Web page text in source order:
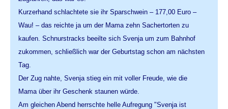
Kurzerhand schlachtete sie ihr Sparschwein – 177,00 Euro –
Wau! – das reichte ja um der Mama zehn Sachertorten zu
kaufen. Schnurstracks beeilte sich Svenja um zum Bahnhof
zukommen, schließlich war der Geburtstag schon am nächsten
Tag.
Der Zug nahte, Svenja stieg ein mit voller Freude, wie die
Mama über ihr Geschenk staunen würde.
Am gleichen Abend herrschte helle Aufregung "Svenja ist